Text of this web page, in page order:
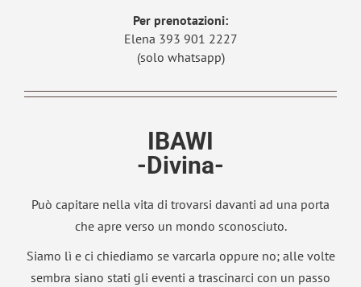
Per prenotazioni:
Elena 393 901 2227
(solo whatsapp)
IBAWI
-Divina-
Può capitare nella vita di trovarsi davanti ad una porta
che apre verso un mondo sconosciuto.
Siamo lì e ci chiediamo se varcarla oppure no; alle volte
sembra siano stati gli eventi a trascinarci con un passo